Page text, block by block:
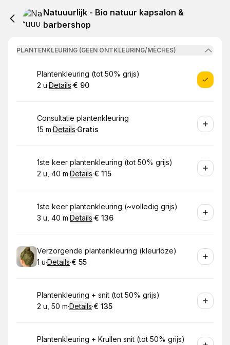
Natuuurlijk - Bio natuur kapsalon &
barbershop
PLANTENKLEURING (GEEN ONTKLEURING/MÈCHES)
Boek
Plantenkleuring (tot 50% grijs)
. Duur:
2 u·Details·
.Prijs:
€ 90
Boek
Consultatie plantenkleuring
.Duur:
15 m·Details·
.Prijs:
Gratis
Boek
1ste keer plantenkleuring (tot 50% grijs)
. Duur :
2 u, 40 m·Details·
.Prijs:
€ 115
Boek
1ste keer plantenkleuring (~volledig grijs)
. Duur :
3 u, 40 m·Details·
.Prijs:
€ 136
Boek
Verzorgende plantenkleuring (kleurloze)
. Duur:
1 u·Details·
.Prijs:
€ 55
Boek
Plantenkleuring + snit (tot 50% grijs)
. Duur :
2 u, 50 m·Details·
.Prijs:
€ 135
Boek
Plantenkleuring + Krullen snit (tot 50% grijs)